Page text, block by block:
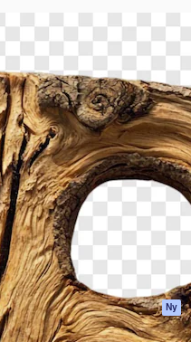
för att förverkliga
1 miljon
företag,
Produkter
Spaces
AI-assistent
AI-
AI-
AI-
Stock-
Claude/
Agenter Ny
API